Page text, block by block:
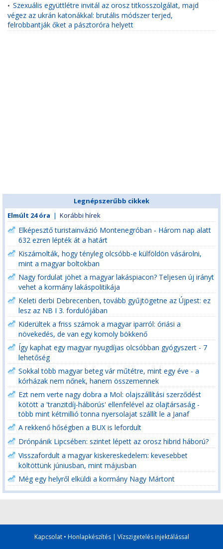
• Szexuális együttlétre invitál az orosz titkosszolgálat, majd
végez az ukrán katonákkal: brutális módszer terjed,
felrobbantják őket a pásztoróra helyett
Legnépszerűbb cikkek
Elmúlt 24 óra | Korábbi hírek
Elképesztő turistainvázió Montenegróban - Három nap alatt
632 ezren lépték át a határt
Kiszámolták, hogy tényleg olcsóbb-e külföldön vásárolni,
mint a magyar boltokban
Nagy fordulat jöhet a magyar lakáspiacon? Teljesen új irányt
vehet a kormány lakáspolitikája
Keleti derbi Debrecenben, tovább gyűjtögetne az Újpest: ez
lesz az NB I 3. fordulójában
Kiderültek a friss számok a magyar iparról: óriási a
növekedés, de van egy komoly bökkenő
Így kaphat egy magyar nyugdíjas olcsóbban gyógyszert - 7
lehetőség
Sokkal több magyar beteg vár műtétre, mint egy éve - a
kórházak nem nőnek, hanem összemennek
Ezt nem verte nagy dobra a Mol: olajszállítási szerződést
kötött a 'tranzitdíj-háborús' ellenfelével az olajtársaság -
több mint kétmillió tonna nyersolajat szállít le a Janaf
A rekkenő hőségben a BUX is lefordult
Drónpánik Lipcsében: szintet lépett az orosz hibrid háború?
Visszafordult a magyar kiskereskedelem: kevesebbet
költöttünk júniusban, mint májusban
Még egy helyről elküldi a kormány Nagy Mártont
Kapcsolat• Honlapkészítés| Vízszigetelés injektálással